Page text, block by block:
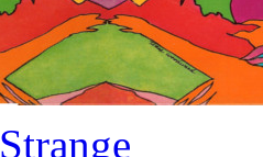
Strange